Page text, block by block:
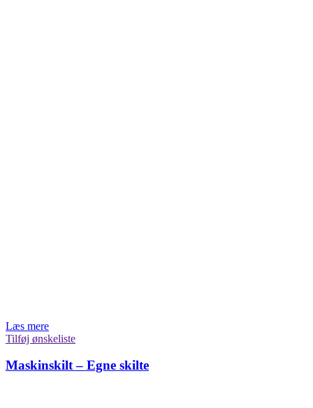
Læs mere
Tilføj ønskeliste
Maskinskilt – Egne skilte